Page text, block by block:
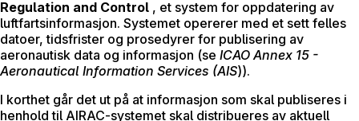
Regulation and Control , et system for oppdatering av
luftfartsinformasjon. Systemet opererer med et sett felles
datoer, tidsfrister og prosedyrer for publisering av
aeronautisk data og informasjon (se ICAO Annex 15 -
Aeronautical Information Services (AIS)).
I korthet går det ut på at informasjon som skal publiseres i
henhold til AIRAC-systemet skal distribueres av aktuell